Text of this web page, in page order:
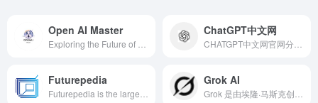
Open AI Master ChatGPT中文网
Futurepedia Grok AI